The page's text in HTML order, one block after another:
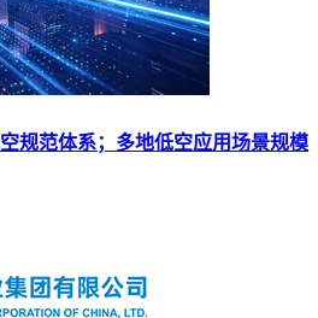
规范体系；多地低空应用场景规模